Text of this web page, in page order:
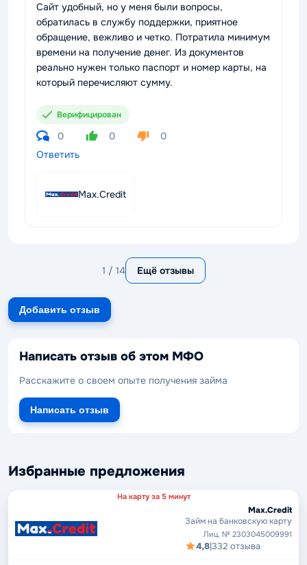
Сайт удобный, но у меня были вопросы,
обратилась в службу поддержки, приятное
обращение, вежливо и четко. Потратила минимум
времени на получение денег. Из документов
реально нужен только паспорт и номер карты, на
который перечисляют сумму.
Верифицирован
0 0
0
Ответить
Max.Credit
1 / 14 Ещё отзывы
Добавить отзыв
Написать отзыв об этом МФО
Расскажите о своем опыте получения займа
Написать отзыв
Избранные предложения
На карту за 5 минут
Max.Credit
Займ на банковскую карту
Лиц. № 2303045009991
4,8|332 отзыва